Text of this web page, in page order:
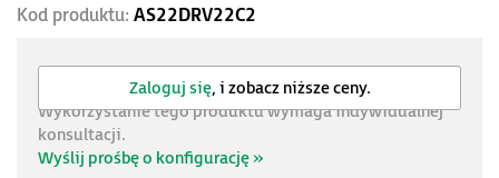
Kod produktu: AS22DRV22C2
Zaloguj się, i zobacz niższe ceny.
Wykorzystanie tego produktu wymaga indywidualnej
konsultacji.
Wyślij prośbę o konfigurację »